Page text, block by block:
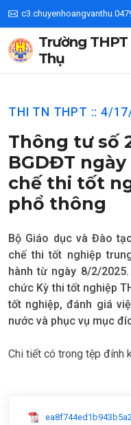
Trường
Thụ
THI TN THPT :: 4/
Thông tư số
BGDĐT ngày
chế thi tốt
phổ thông
Bộ Giáo dục và Đào
chế thi tốt nghiệp
hành từ ngày 8/2/
chức Kỳ thi tốt nghiệp
tốt nghiệp, đánh giá
nước và phục vụ mục
Chi tiết có trong tệp đính